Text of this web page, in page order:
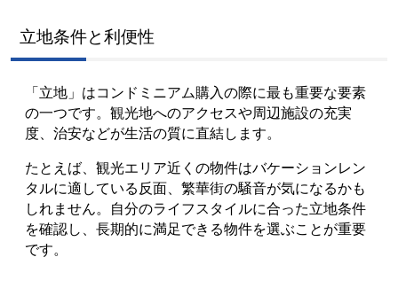
立地条件と利便性
「立地」はコンドミニアム購入の際に最も重要な要素
の一つです。観光地へのアクセスや周辺施設の充実
度、治安などが生活の質に直結します。
たとえば、観光エリア近くの物件はバケーションレン
タルに適している反面、繁華街の騒音が気になるかも
しれません。自分のライフスタイルに合った立地条件
を確認し、長期的に満足できる物件を選ぶことが重要
です。